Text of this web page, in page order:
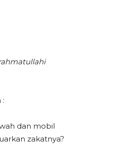
:
dan mobil
zakatnya?